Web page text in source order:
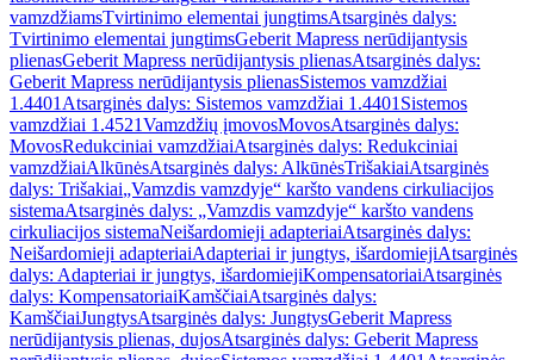
vamzdžiamsTvirtinimo elementai jungtimsAtsarginės dalys:
Tvirtinimo elementai jungtimsGeberit Mapress nerūdijantysis
plienasGeberit Mapress nerūdijantysis plienasAtsarginės dalys:
Geberit Mapress nerūdijantysis plienasSistemos vamzdžiai
1.4401 Atsarginės dalys: Sistemos vamzdžiai 1.4401 Sistemos
vamzdžiai 1.4521Vamzdžių įmovosMovosAtsarginės dalys:
MovosRedukciniai vamzdžiaiAtsarginės dalys: Redukciniai
vamzdžiaiAlkūnėsAtsarginės dalys: AlkūnėsTrišakiaiAtsarginės
dalys: Trišakiai„Vamzdis vamzdyje“ karšto vandens cirkuliacijos
sistemaAtsarginės dalys: „Vamzdis vamzdyje“ karšto vandens
cirkuliacijos sistemaNeišardomieji adapteriaiAtsarginės dalys:
Neišardomieji adapteriaiAdapteriai ir jungtys, išardomiejiAtsarginės
dalys: Adapteriai ir jungtys, išardomiejiKompensatoriaiAtsarginės
dalys: KompensatoriaiKamščiaiAtsarginės dalys:
KamščiaiJungtysAtsarginės dalys: JungtysGeberit Mapress
nerūdijantysis plienas, dujosAtsarginės dalys: Geberit Mapress